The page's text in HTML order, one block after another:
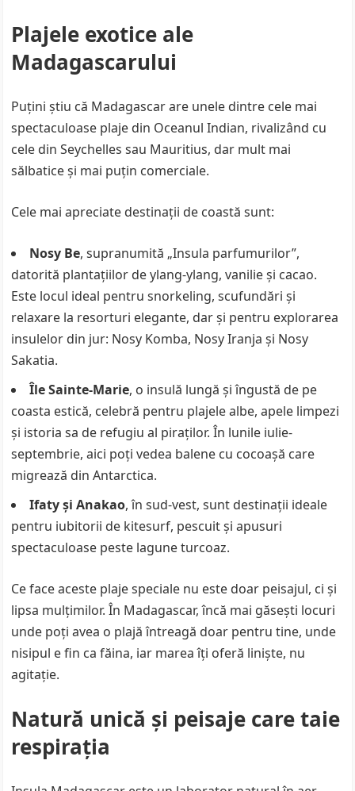
Plajele exotice ale
Madagascarului
Puțini știu că Madagascar are unele dintre cele mai
spectaculoase plaje din Oceanul Indian, rivalizând cu
cele din Seychelles sau Mauritius, dar mult mai
sălbatice și mai puțin comerciale.
Cele mai apreciate destinații de coastă sunt:
Nosy Be, supranumită „Insula parfumurilor”,
datorită plantațiilor de ylang-ylang, vanilie și cacao.
Este locul ideal pentru snorkeling, scufundări și
relaxare la resorturi elegante, dar și pentru explorarea
insulelor din jur: Nosy Komba, Nosy Iranja și Nosy
Sakatia.
Île Sainte-Marie, o insulă lungă și îngustă de pe
coasta estică, celebră pentru plajele albe, apele limpezi
și istoria sa de refugiu al piraților. În lunile iulie-
septembrie, aici poți vedea balene cu cocoașă care
migrează din Antarctica.
Ifaty și Anakao, în sud-vest, sunt destinații ideale
pentru iubitorii de kitesurf, pescuit și apusuri
spectaculoase peste lagune turcoaz.
Ce face aceste plaje speciale nu este doar peisajul, ci și
lipsa mulțimilor. În Madagascar, încă mai găsești locuri
unde poți avea o plajă întreagă doar pentru tine, unde
nisipul e fin ca făina, iar marea îți oferă liniște, nu
agitație.
Natură unică și peisaje care taie
respirația